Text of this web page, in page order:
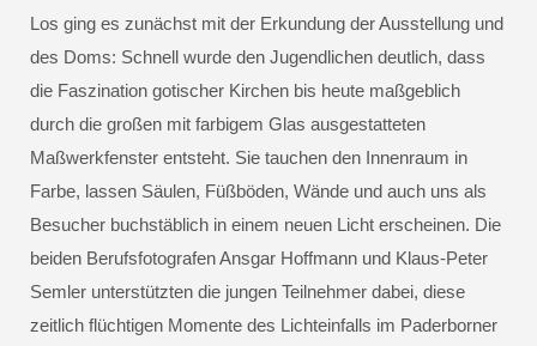
Los ging es zunächst mit der Erkundung der Ausstellung und
des Doms: Schnell wurde den Jugendlichen deutlich, dass
die Faszination gotischer Kirchen bis heute maßgeblich
durch die großen mit farbigem Glas ausgestatteten
Maßwerkfenster entsteht. Sie tauchen den Innenraum in
Farbe, lassen Säulen, Füßböden, Wände und auch uns als
Besucher buchstäblich in einem neuen Licht erscheinen. Die
beiden Berufsfotografen Ansgar Hoffmann und Klaus-Peter
Semler unterstützten die jungen Teilnehmer dabei, diese
zeitlich flüchtigen Momente des Lichteinfalls im Paderborner